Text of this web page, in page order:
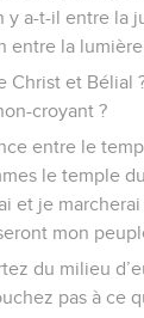
y a-t-il entre la
entre la
Christ et Bélial
croyant ?
entre le
le temple
et je
mon
du milieu
pas à ce